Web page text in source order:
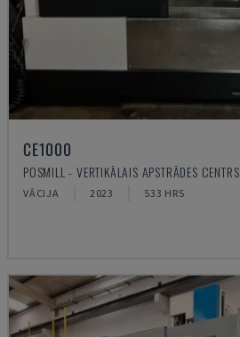
CE1000
POSMILL - VERTIKĀLAIS APSTRĀDES CENTRS
VĀCIJA 2023 533 HRS